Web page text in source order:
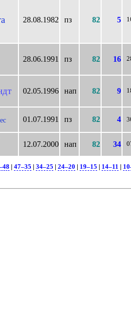
28.08.1982 пз 82 5
28.06.1991 пз 82 16
02.05.1996 нап 82 9
01.07.1991 пз 82 4
12.07.2000 нап 82 34
|47–35 |34–25 |24–20 19–15 14–11